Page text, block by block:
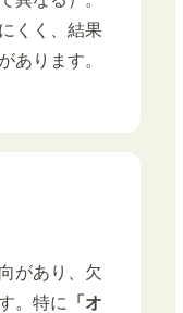
くく、結果
あります。
があり、欠
。特に 「オ